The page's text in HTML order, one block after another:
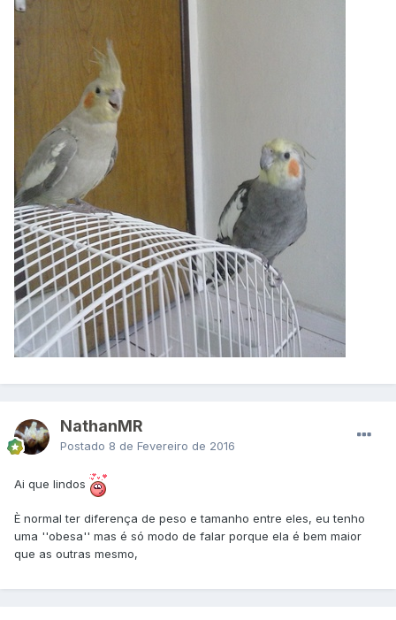
NathanMR
Postado 8 de Fevereiro de 2016
Ai que lindos
È normal ter diferença de peso e tamanho entre eles, eu tenho
uma ''obesa'' mas é só modo de falar porque ela é bem maior
que as outras mesmo,